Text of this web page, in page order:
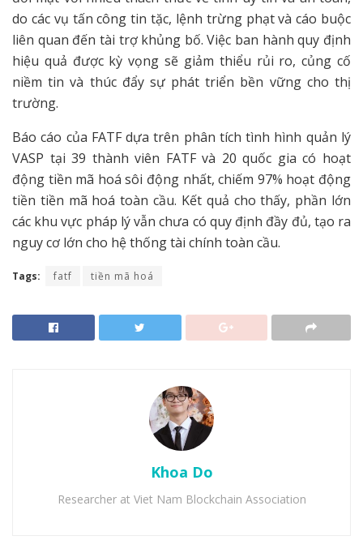
do các vụ tấn công tin tặc, lệnh trừng phạt và cáo buộc
liên quan đến tài trợ khủng bố. Việc ban hành quy định
hiệu quả được kỳ vọng sẽ giảm thiểu rủi ro, củng cố
niềm tin và thúc đẩy sự phát triển bền vững cho thị
trường.
Báo cáo của FATF dựa trên phân tích tình hình quản lý
VASP tại 39 thành viên FATF và 20 quốc gia có hoạt
động tiền mã hoá sôi động nhất, chiếm 97% hoạt động
tiền tiền mã hoá toàn cầu. Kết quả cho thấy, phần lớn
các khu vực pháp lý vẫn chưa có quy định đầy đủ, tạo ra
nguy cơ lớn cho hệ thống tài chính toàn cầu.
Tags: fatf tiền mã hoá
Khoa Do
Researcher at Viet Nam Blockchain Association